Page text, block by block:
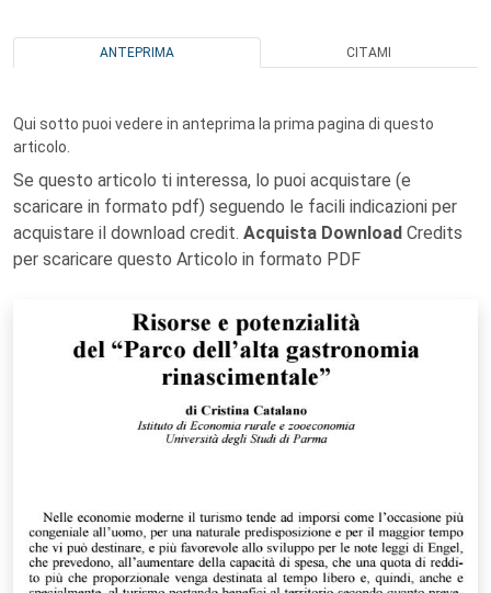
ANTEPRIMA CITAMI
Qui sotto puoi vedere in anteprima la prima pagina di questo
articolo.
Se questo articolo ti interessa, lo puoi acquistare (e
scaricare in formato pdf) seguendo le facili indicazioni per
acquistare il download credit. Acquista Download Credits
per scaricare questo Articolo in formato PDF